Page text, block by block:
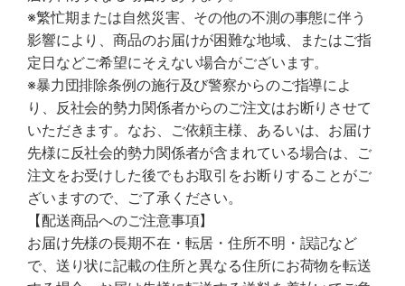
※繁忙期または自然災害、その他の不測の事態に伴う
影響により、商品のお届けが困難な地域、またはご指
定日などご希望にそえない場合がございます。
※暴力団排除条例の施行及び警察からのご指導によ
り、反社会的勢力関係者からのご注文はお断りさせて
いただきます。なお、ご依頼主様、あるいは、お届け
先様に反社会的勢力関係者が含まれている場合は、ご
注文をお受けした後でもお取引をお断りすることがご
ざいますので、ご了承ください。
【配送商品へのご注意事項】
お届け先様の長期不在・転居・住所不明・誤記など
で、送り状に記載の住所と異なる住所にお荷物を転送